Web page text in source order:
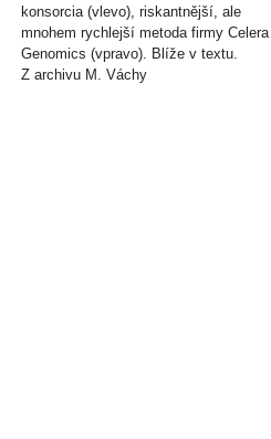
konsorcia (vlevo), riskantnější, ale
mnohem rychlejší metoda firmy Celera
Genomics (vpravo). Blíže v textu.
Z archivu M. Váchy